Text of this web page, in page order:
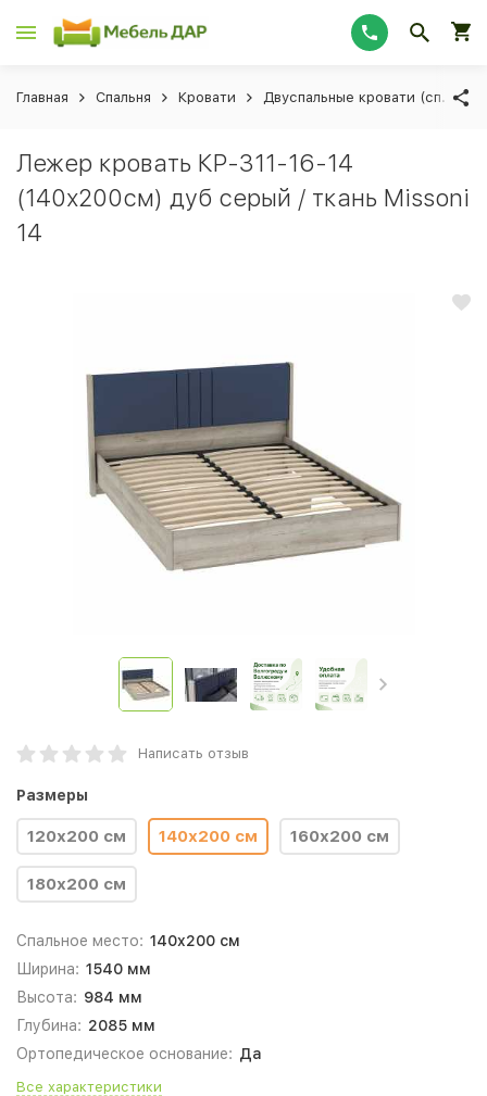
Главная Спальня Кровати Двуспальные кровати (сп.
Лежер кровать КР-311-16-14
(140х200см) дуб серый / ткань Missoni
14
Написать отзыв
Размеры
120х200 см 140х200 см 160х200 см
180х200 см
Спальное место: 140x200 см
Ширина: 1540 мм
Высота: 984 мм
Глубина: 2085 мм
Ортопедическое основание: Да
Все характеристики